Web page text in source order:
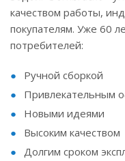
качеством работы,
покупателям. Уже 60
потребителей:
Ручной сборкой
Привлекательным
Новыми идеями
Высоким качеством
Долгим сроком